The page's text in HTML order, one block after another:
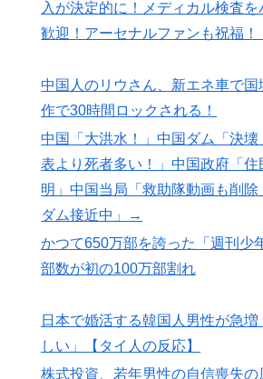
入が決定的に！メディカル検査
歓迎！アーセナルファンも祝福！
中国人のリウさん、新エネ車で
作で30時間ロックされる！
中国「大洪水！」中国ダム「決
表より死者多い！」中国政府「
明」中国当局「救助隊動画も削
ダム接近中」→
かつて650万部を誇った「週刊少
部数が初の100万部割れ
日本で婚活する韓国人男性が急
しい」【タイ人の反応】
株式投資、若年男性の自信喪失